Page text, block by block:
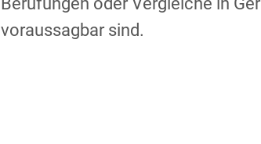
voraussagbar sind.